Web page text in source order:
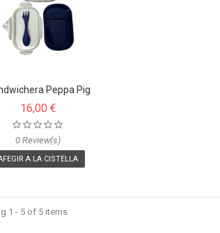
Peppa Pig
16,00 €
0 Review(s)
A LA CISTELLA
1 - 5 of 5 items